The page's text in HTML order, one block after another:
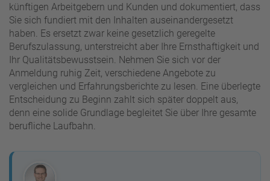
künftigen Arbeitgebern und Kunden und dokumentiert, dass
Sie sich fundiert mit den Inhalten auseinandergesetzt
haben. Es ersetzt zwar keine gesetzlich geregelte
Berufszulassung, unterstreicht aber Ihre Ernsthaftigkeit und
Ihr Qualitätsbewusstsein. Nehmen Sie sich vor der
Anmeldung ruhig Zeit, verschiedene Angebote zu
vergleichen und Erfahrungsberichte zu lesen. Eine überlegte
Entscheidung zu Beginn zahlt sich später doppelt aus,
denn eine solide Grundlage begleitet Sie über Ihre gesamte
berufliche Laufbahn.